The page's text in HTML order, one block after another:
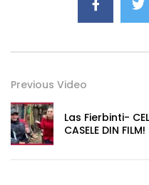
Previous Video
Las Fierbinti-
CASELE DIN